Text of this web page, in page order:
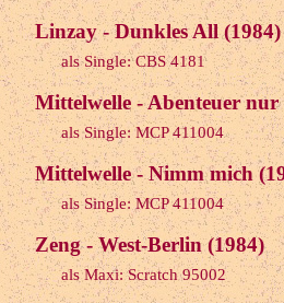
Linzay - Dunkles All (1984)
als Single: CBS 4181
Mittelwelle - Abenteuer
als Single: MCP 411004
Mittelwelle - Nimm mich
als Single: MCP 411004
Zeng - West-Berlin (1984)
als Maxi: Scratch 95002